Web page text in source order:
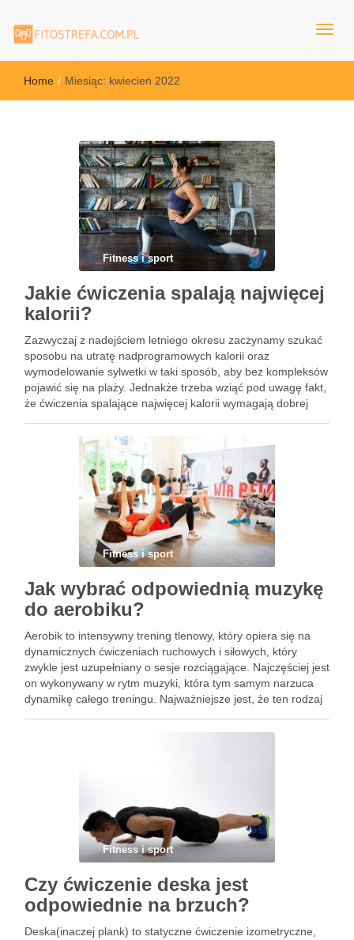
FitoStrefa.com.pl
Home / Miesiąc: kwiecień 2022
Fitness i sport
Jakie ćwiczenia spalają najwięcej
kalorii?
Zazwyczaj z nadejściem letniego okresu zaczynamy szukać
sposobu na utratę nadprogramowych kalorii oraz
wymodelowanie sylwetki w taki sposób, aby bez kompleksów
pojawić się na plaży. Jednakże trzeba wziąć pod uwagę fakt,
że ćwiczenia spalające najwięcej kalorii wymagają dobrej
powinniśmy włączyć do wykonywanych …
Fitness i sport
Jak wybrać odpowiednią muzykę
do aerobiku?
Aerobik to intensywny trening tlenowy, który opiera się na
dynamicznych ćwiczeniach ruchowych i siłowych, który
zwykle jest uzupełniany o sesje rozciągające. Najczęściej jest
on wykonywany w rytm muzyki, która tym samym narzuca
dynamikę całego treningu. Najważniejsze jest, że ten rodzaj
Fitness i sport
Czy ćwiczenie deska jest
odpowiednie na brzuch?
Deska(inaczej plank) to statyczne ćwiczenie izometryczne,